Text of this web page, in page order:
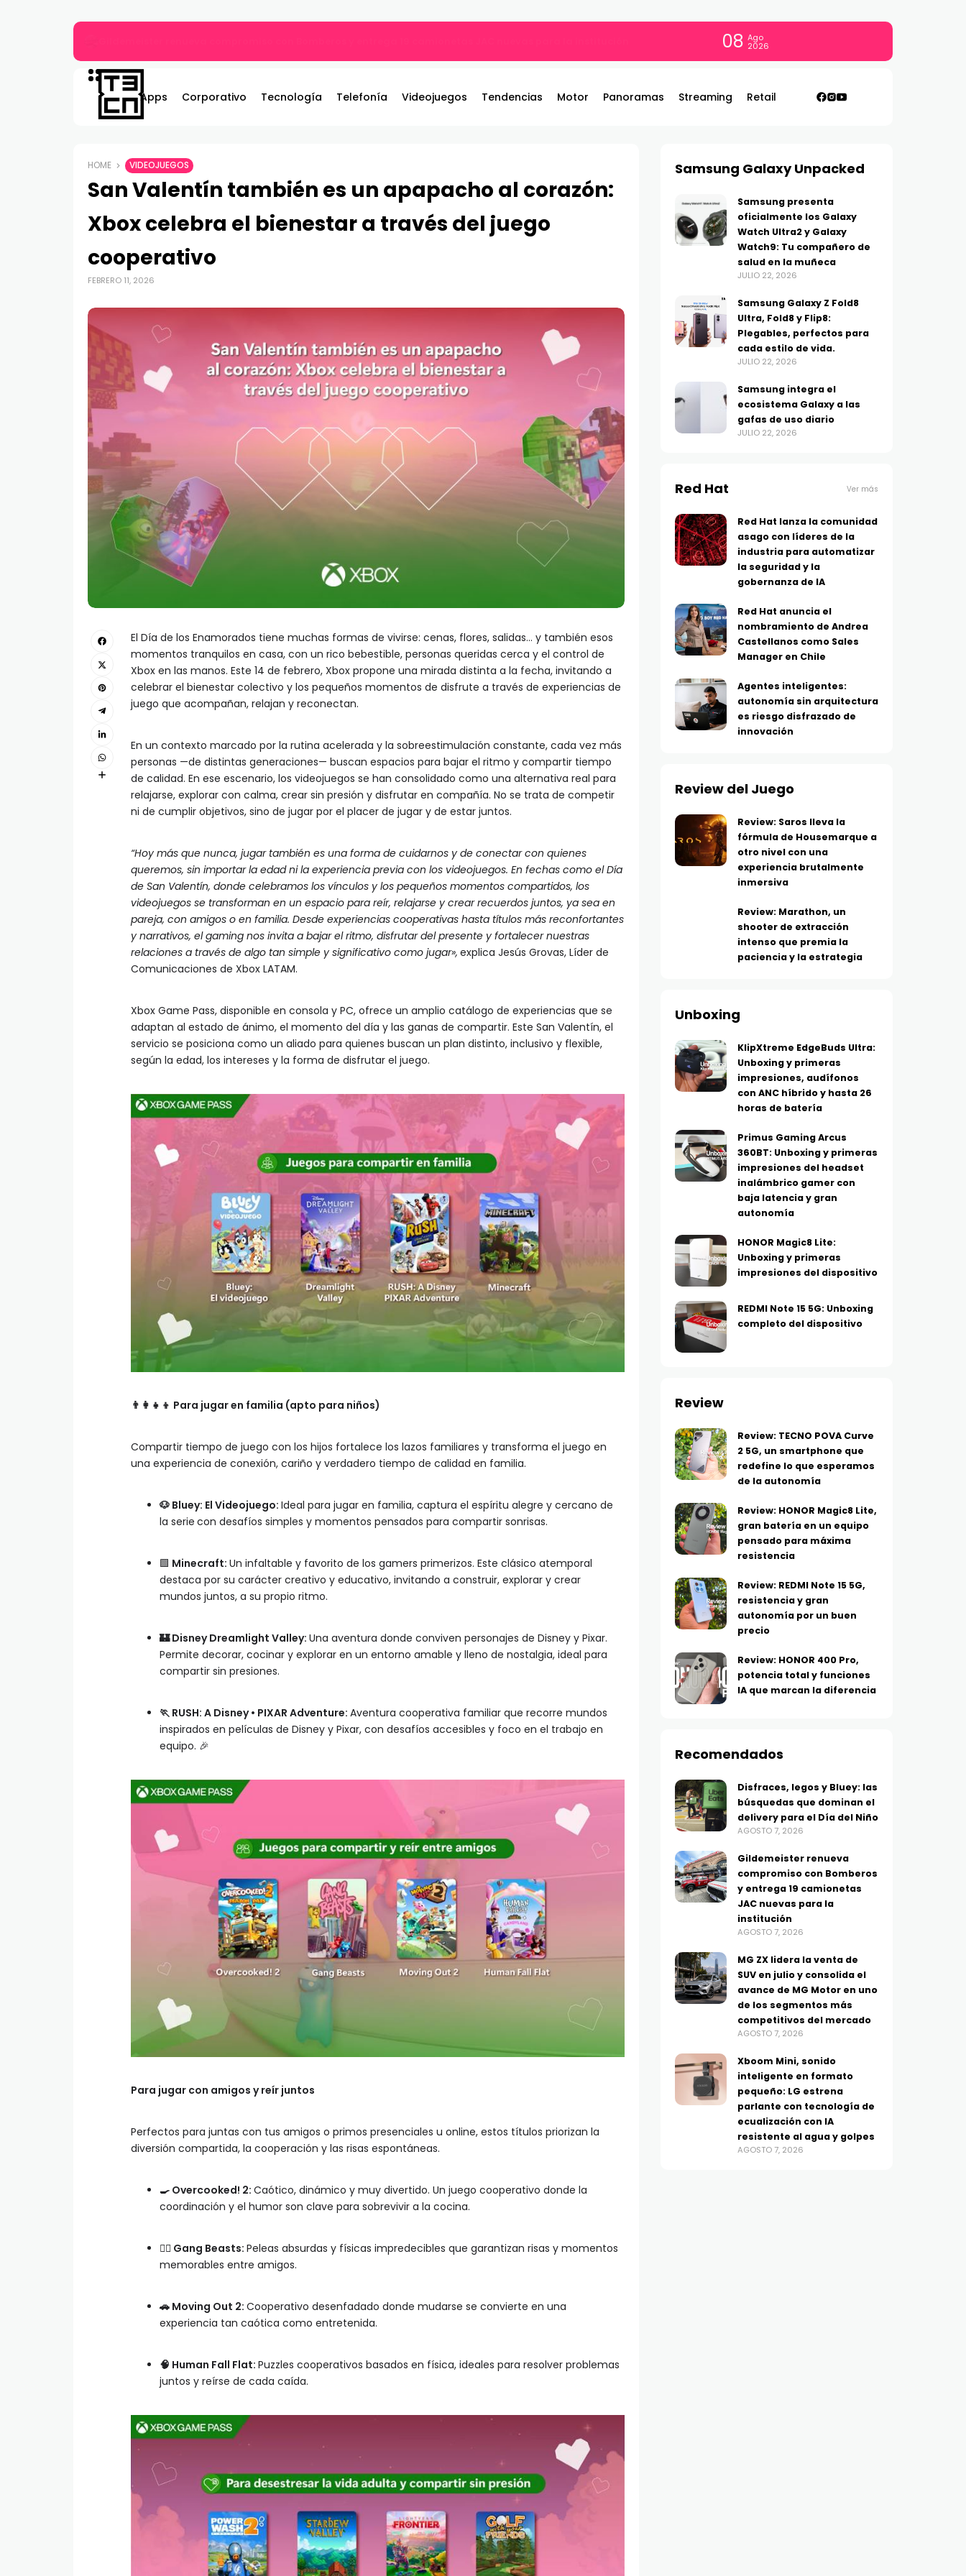
08 Ago
2026
Apps Corporativo Tecnología Telefonía Videojuegos Tendencias Motor Panoramas Streaming Retail
HOME VIDEOJUEGOS
San Valentín también es un apapacho al corazón:
Xbox celebra el bienestar a través del juego
cooperativo
FEBRERO 11, 2026
El Día de los Enamorados tiene muchas formas de vivirse: cenas, flores, salidas… y también esos
momentos tranquilos en casa, con un rico bebestible, personas queridas cerca y el control de
Xbox en las manos. Este 14 de febrero, Xbox propone una mirada distinta a la fecha, invitando a
celebrar el bienestar colectivo y los pequeños momentos de disfrute a través de experiencias de
juego que acompañan, relajan y reconectan.
En un contexto marcado por la rutina acelerada y la sobreestimulación constante, cada vez más
personas —de distintas generaciones— buscan espacios para bajar el ritmo y compartir tiempo
de calidad. En ese escenario, los videojuegos se han consolidado como una alternativa real para
relajarse, explorar con calma, crear sin presión y disfrutar en compañía. No se trata de competir
ni de cumplir objetivos, sino de jugar por el placer de jugar y de estar juntos.
“Hoy más que nunca, jugar también es una forma de cuidarnos y de conectar con quienes
queremos, sin importar la edad ni la experiencia previa con los videojuegos. En fechas como el Día
de San Valentín, donde celebramos los vínculos y los pequeños momentos compartidos, los
videojuegos se transforman en un espacio para reír, relajarse y crear recuerdos juntos, ya sea en
pareja, con amigos o en familia. Desde experiencias cooperativas hasta títulos más reconfortantes
y narrativos, el gaming nos invita a bajar el ritmo, disfrutar del presente y fortalecer nuestras
relaciones a través de algo tan simple y significativo como jugar», explica Jesús Grovas, Líder de
Comunicaciones de Xbox LATAM.
Xbox Game Pass, disponible en consola y PC, ofrece un amplio catálogo de experiencias que se
adaptan al estado de ánimo, el momento del día y las ganas de compartir. Este San Valentín, el
servicio se posiciona como un aliado para quienes buscan un plan distinto, inclusivo y flexible,
según la edad, los intereses y la forma de disfrutar el juego.
👨‍👩‍👧‍👦 Para jugar en familia (apto para niños)
Compartir tiempo de juego con los hijos fortalece los lazos familiares y transforma el juego en
una experiencia de conexión, cariño y verdadero tiempo de calidad en familia.
🐶 Bluey: El Videojuego: Ideal para jugar en familia, captura el espíritu alegre y cercano de
la serie con desafíos simples y momentos pensados para compartir sonrisas.
🟩 Minecraft: Un infaltable y favorito de los gamers primerizos. Este clásico atemporal
destaca por su carácter creativo y educativo, invitando a construir, explorar y crear
mundos juntos, a su propio ritmo.
🏰Disney Dreamlight Valley: Una aventura donde conviven personajes de Disney y Pixar.
Permite decorar, cocinar y explorar en un entorno amable y lleno de nostalgia, ideal para
compartir sin presiones.
🏃 RUSH: A Disney • PIXAR Adventure: Aventura cooperativa familiar que recorre mundos
inspirados en películas de Disney y Pixar, con desafíos accesibles y foco en el trabajo en
equipo. 🎉
Para jugar con amigos y reír juntos
Perfectos para juntas con tus amigos o primos presenciales u online, estos títulos priorizan la
diversión compartida, la cooperación y las risas espontáneas.
🍳 Overcooked! 2: Caótico, dinámico y muy divertido. Un juego cooperativo donde la
coordinación y el humor son clave para sobrevivir a la cocina.
🏃‍♂️ Gang Beasts: Peleas absurdas y físicas impredecibles que garantizan risas y momentos
memorables entre amigos.
🚗 Moving Out 2: Cooperativo desenfadado donde mudarse se convierte en una
experiencia tan caótica como entretenida.
🧠 Human Fall Flat: Puzzles cooperativos basados en física, ideales para resolver problemas
juntos y reírse de cada caída.
Samsung Galaxy Unpacked
Samsung presenta
oficialmente los Galaxy
Watch Ultra2 y Galaxy
Watch9: Tu compañero de
salud en la muñeca
JULIO 22, 2026
Samsung Galaxy Z Fold8
Ultra, Fold8 y Flip8:
Plegables, perfectos para
cada estilo de vida.
JULIO 22, 2026
Samsung integra el
ecosistema Galaxy a las
gafas de uso diario
JULIO 22, 2026
Red Hat Ver más
Red Hat lanza la comunidad
asago con líderes de la
industria para automatizar
la seguridad y la
gobernanza de IA
Red Hat anuncia el
nombramiento de Andrea
Castellanos como Sales
Manager en Chile
Agentes inteligentes:
autonomía sin arquitectura
es riesgo disfrazado de
innovación
Review del Juego
Review: Saros lleva la
fórmula de Housemarque a
otro nivel con una
experiencia brutalmente
inmersiva
Review: Marathon, un
shooter de extracción
intenso que premia la
paciencia y la estrategia
Unboxing
KlipXtreme EdgeBuds Ultra:
Unboxing y primeras
impresiones, audífonos
con ANC híbrido y hasta 26
horas de batería
Primus Gaming Arcus
360BT: Unboxing y primeras
impresiones del headset
inalámbrico gamer con
baja latencia y gran
autonomía
HONOR Magic8 Lite:
Unboxing y primeras
impresiones del dispositivo
REDMI Note 15 5G: Unboxing
completo del dispositivo
Review
Review: TECNO POVA Curve
2 5G, un smartphone que
redefine lo que esperamos
de la autonomía
Review: HONOR Magic8 Lite,
gran batería en un equipo
pensado para máxima
resistencia
Review: REDMI Note 15 5G,
resistencia y gran
autonomía por un buen
precio
Review: HONOR 400 Pro,
potencia total y funciones
IA que marcan la diferencia
Recomendados
Disfraces, legos y Bluey: las
búsquedas que dominan el
delivery para el Día del Niño
AGOSTO 7, 2026
Gildemeister renueva
compromiso con Bomberos
y entrega 19 camionetas
JAC nuevas para la
institución
AGOSTO 7, 2026
MG ZX lidera la venta de
SUV en julio y consolida el
avance de MG Motor en uno
de los segmentos más
competitivos del mercado
AGOSTO 7, 2026
Xboom Mini, sonido
inteligente en formato
pequeño: LG estrena
parlante con tecnología de
ecualización con IA
resistente al agua y golpes
AGOSTO 7, 2026